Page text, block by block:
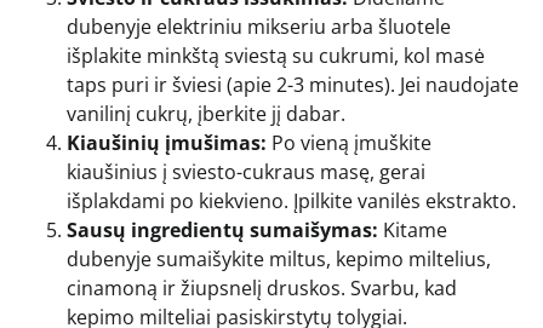
dubenyje elektriniu mikseriu arba šluotele
išplakite minkštą sviestą su cukrumi, kol masė
taps puri ir šviesi (apie 2-3 minutes). Jei naudojate
vanilinį cukrų, įberkite jį dabar.
Kiaušinių įmušimas: Po vieną įmuškite
kiaušinius į sviesto-cukraus masę, gerai
išplakdami po kiekvieno. Įpilkite vanilės ekstrakto.
Sausų ingredientų sumaišymas: Kitame
dubenyje sumaišykite miltus, kepimo miltelius,
cinamoną ir žiupsnelį druskos. Svarbu, kad
kepimo milteliai pasiskirstytų tolygiai.